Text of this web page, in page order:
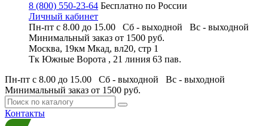
8 (800) 550-23-64 Бесплатно по России
Личный кабинет
Пн-пт с 8.00 до 15.00 Сб - выходной Вс - выходной
Минимальный заказ от 1500 руб.
Москва, 19км Мкад, вл20, стр 1
Тк Южные Ворота , 21 линия 63 пав.
Пн-пт с 8.00 до 15.00 Сб - выходной Вс - выходной
Минимальный заказ от 1500 руб.
Контакты